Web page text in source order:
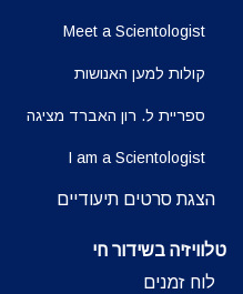
Meet a Scientologist
קולות למען האנושות
ספריית ל. רון האברד מציגה
I am a Scientologist
הצגת סרטים תיעודיים
טלוויזיה בשידור חי
לוח זמנים